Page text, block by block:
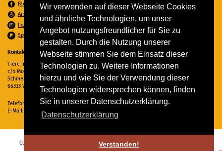
Wir verwenden auf dieser Webseite Cookies
und ähnliche Technologien, um unser
Angebot nutzungsfreundlicher für Sie zu
gestalten. Durch die Nutzung unserer
Webseite stimmen Sie dem Einsatz dieser
Technologien zu. Weitere Informationen
hierzu und wie Sie der Verwendung dieser
Technologien widersprechen können, finden
Sie in unserer Datenschutzerklärung.
Datenschutzerklärung
Verstanden!
Facebook
Amazon Wunschzettel
Instagram
Spenden per PayPal
Kontakt
Tiere in Not Saar e.V.
c/o Monika Ewen
Schmelzer Straße 22
66333 Völklingen
Telefon:
06898 294862
E-Mail:
info@tiere-in-not-saar.de
Copyright © 2026 Tiere in Not Saar e.V. Alle Rechte vorbehalten. -